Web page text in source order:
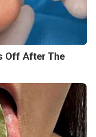
Off After The